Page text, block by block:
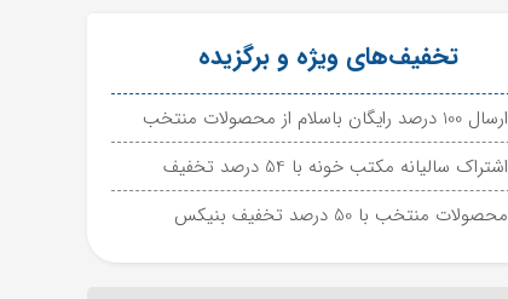
تخفیف‌های ویژه و برگزیده
ارسال 100 درصد رایگان باسلام از محصولات منتخب
اشتراک سالیانه مکتب خونه با 54 درصد تخفیف
محصولات منتخب با 50 درصد تخفیف بنیکس